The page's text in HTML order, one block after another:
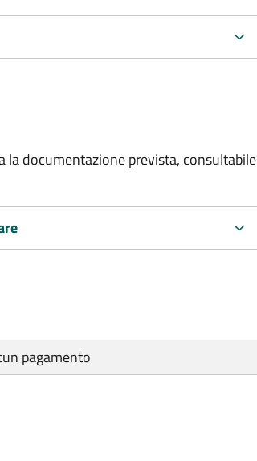
documentazione prevista, consultabile
pagamento